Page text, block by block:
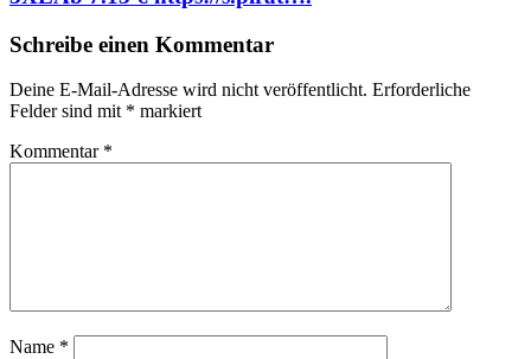
Schreibe einen Kommentar
Deine E-Mail-Adresse wird nicht veröffentlicht. Erforderliche
Felder sind mit * markiert
Kommentar *
Name *